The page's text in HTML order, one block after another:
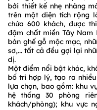
bởi thiết kế nhẹ nhàng
trên một diện tích rộng
chứa 600 khách, được
đậm chất miền Tây
bàn ghế gỗ mộc mạc,
sơ,... tất cả đều gợi lại
dị.
Một điểm nổi bật khác,
bố trí hợp lý, tạo ra nhiều
lựa chọn, bao gồm: khu
hệ thống 30 phòng
khách/phòng); khu vực